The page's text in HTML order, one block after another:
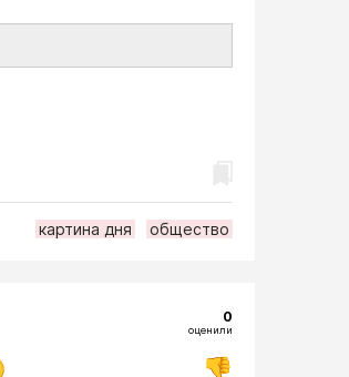
картина дня общество
0
оценили